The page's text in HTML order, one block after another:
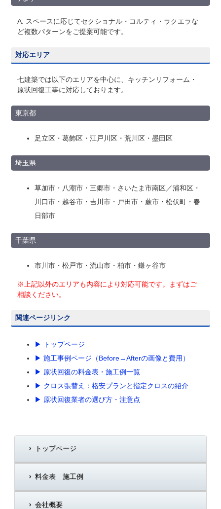
A. スペースに応じてセクショナル・コルティ・ラクエラな
ど複数パターンをご提案可能です。
対応エリア
七建築では以下のエリアを中心に、キッチンリフォーム・
原状回復工事に対応しております。
東京都
足立区・葛飾区・江戸川区・荒川区・墨田区
埼玉県
草加市・八潮市・三郷市・さいたま市南区／浦和区・
川口市・越谷市・吉川市・戸田市・蕨市・松伏町・春
日部市
千葉県
市川市・松戸市・流山市・柏市・鎌ヶ谷市
※上記以外のエリアも内容により対応可能です。まずはご
相談ください。
関連ページリンク
▶ トップページ
▶ 施工事例ページ（Before→Afterの画像と費用）
▶ 原状回復の料金表・施工例一覧
▶ クロス張替え：格安プランと指定クロスの紹介
▶ 原状回復業者の選び方・注意点
トップページ
料金表 施工例
会社概要